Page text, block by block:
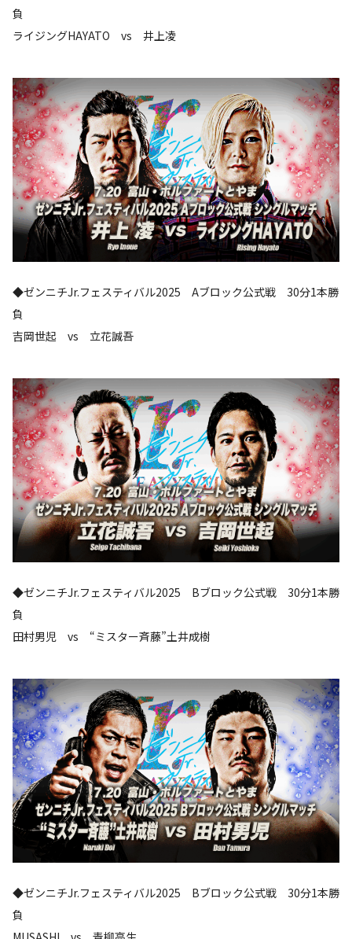
負
ライジングHAYATO vs 井上凌
◆ゼンニチJr.フェスティバル2025 Aブロック公式戦 30分1本勝
負
吉岡世起 vs 立花誠吾
◆ゼンニチJr.フェスティバル2025 Bブロック公式戦 30分1本勝
負
田村男児 vs “ミスター斉藤”土井成樹
◆ゼンニチJr.フェスティバル2025 Bブロック公式戦 30分1本勝
負